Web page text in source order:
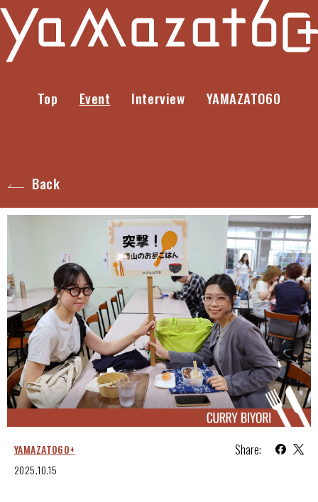
Top Event Interview YAMAZATO60
Back
YAMAZATO60+
2025.10.15
Share: